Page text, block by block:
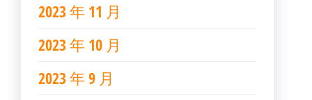
2023 年 11 月
2023 年 10 月
2023 年 9 月